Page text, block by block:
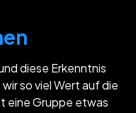
diese Erkenntnis
so viel Wert auf die
eine Gruppe etwas